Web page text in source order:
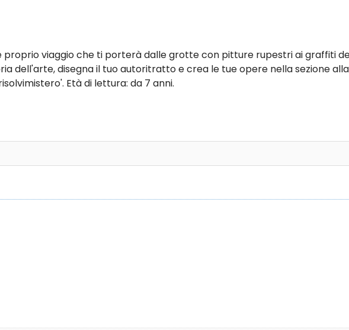
proprio viaggio che ti porterà dalle grotte con pitture rupestri ai graffiti
dell'arte, disegna il tuo autoritratto e crea le tue opere nella sezione
Età di lettura: da 7 anni.